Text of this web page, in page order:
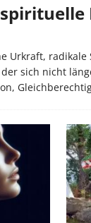
radikale
sich nicht